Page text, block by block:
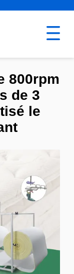
800rpm
de 3
le